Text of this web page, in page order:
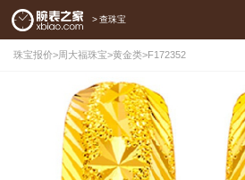
> 查珠宝
珠宝报价> 周大福珠宝>黄金类>F172352